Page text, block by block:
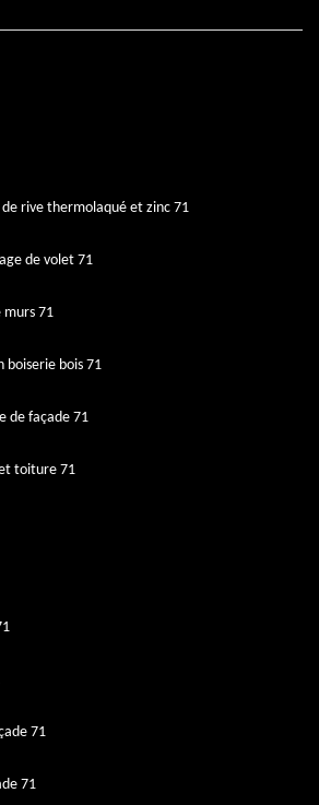
rive thermolaqué et zinc 71
de volet 71
murs 71
boiserie bois 71
de façade 71
toiture 71
71
71